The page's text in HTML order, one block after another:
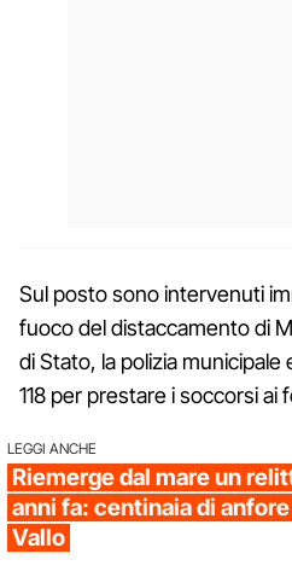
Sul posto sono intervenuti
fuoco del distaccamento di
di Stato, la polizia
118 per prestare i soccorsi ai
LEGGI ANCHE
Riemerge dal mare un
anni fa: centinaia di
Vallo